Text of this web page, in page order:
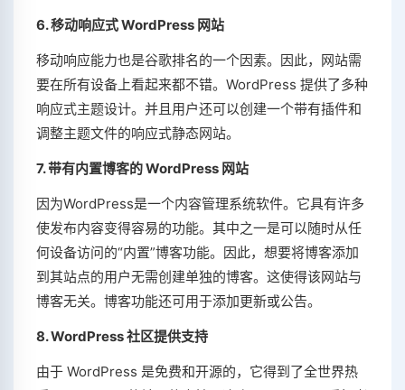
6. 移动响应式 WordPress 网站
移动响应能力也是谷歌排名的一个因素。因此，网站需
要在所有设备上看起来都不错。WordPress 提供了多种
响应式主题设计。并且用户还可以创建一个带有插件和
调整主题文件的响应式静态网站。
7. 带有内置博客的 WordPress 网站
因为WordPress是一个内容管理系统软件。它具有许多
使发布内容变得容易的功能。其中之一是可以随时从任
何设备访问的“内置”博客功能。因此，想要将博客添加
到其站点的用户无需创建单独的博客。这使得该网站与
博客无关。博客功能还可用于添加更新或公告。
8. WordPress 社区提供支持
由于 WordPress 是免费和开源的，它得到了全世界热